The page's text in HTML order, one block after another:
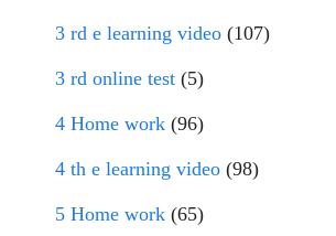
3 rd e learning video (107)
3 rd online test (5)
4 Home work (96)
4 th e learning video (98)
5 Home work (65)